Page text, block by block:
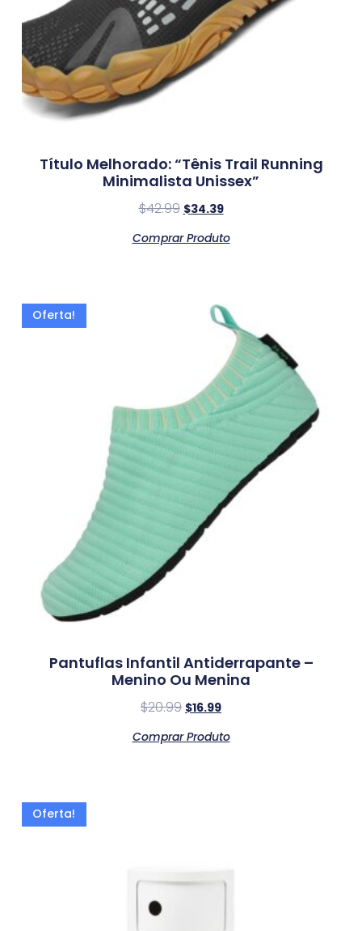
Título Melhorado: “Tênis Trail Running
Minimalista Unissex”
$42.99 $34.39
Comprar Produto
Oferta!
Pantuflas Infantil Antiderrapante –
Menino Ou Menina
$20.99 $16.99
Comprar Produto
Oferta!